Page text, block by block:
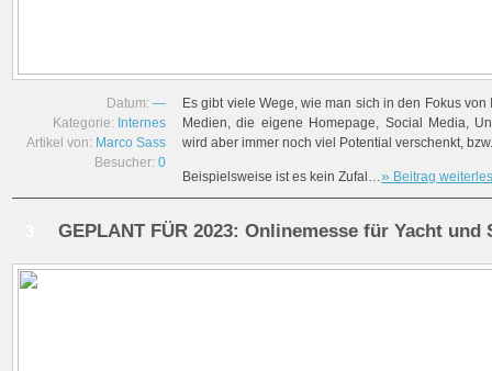
Datum: —
Kategorie: Internes
Artikel von: Marco Sass
Besucher: 0
Es gibt viele Wege, wie man sich in den Fokus
Medien, die eigene Homepage, Social Media,
wird aber immer noch viel Potential verschenkt,
Beispielsweise ist es kein Zufal…» Beitrag
GEPLANT FÜR 2023: Onlinemesse für Yacht